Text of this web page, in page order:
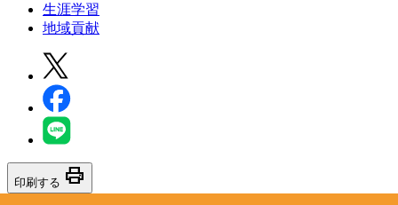
生涯学習
地域貢献
印刷する print